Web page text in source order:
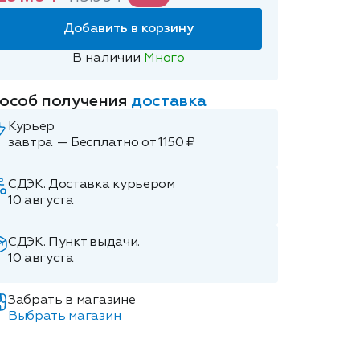
Добавить в корзину
В наличии Много
получения доставка
Курьер
завтра — Бесплатно от 1150 ₽
СДЭК. Доставка курьером
10 августа
СДЭК. Пункт выдачи.
10 августа
Забрать в магазине
Выбрать магазин